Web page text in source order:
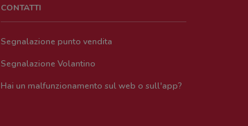
CONTATTI
Segnalazione punto vendita
Segnalazione Volantino
Hai un malfunzionamento sul web o sull'app?